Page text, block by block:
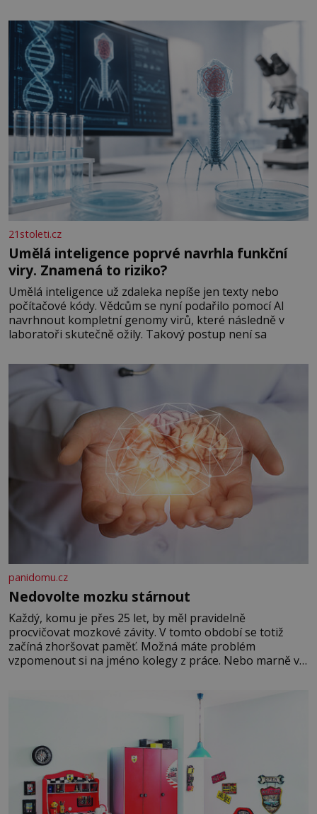
Antikythéry je dnes považován za nejstarší známý
analogový počítač na světě. Přesto ani po více než sto
letech výzkumu
21stoleti.cz
Umělá inteligence poprvé navrhla funkční
viry. Znamená to riziko?
Umělá inteligence už zdaleka nepíše jen texty nebo
počítačové kódy. Vědcům se nyní podařilo pomocí AI
navrhnout kompletní genomy virů, které následně v
laboratoři skutečně ožily. Takový postup není sa
panidomu.cz
Nedovolte mozku stárnout
Každý, komu je přes 25 let, by měl pravidelně
procvičovat mozkové závity. V tomto období se totiž
začíná zhoršovat paměť. Možná máte problém
vzpomenout si na jméno kolegy z práce. Nebo marně v